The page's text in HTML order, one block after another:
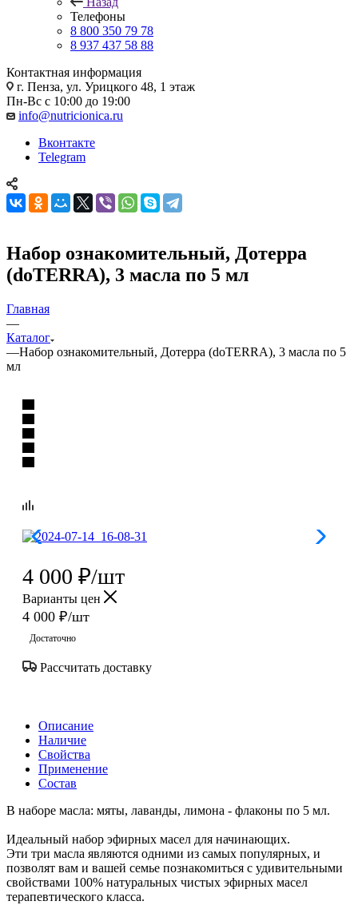
Телефоны
8 800 350 79 78
8 937 437 58 88
Контактная информация
г. Пенза, ул. Урицкого 48, 1 этаж
Пн-Вс с 10:00 до 19:00
info@nutricionica.ru
Вконтакте
Telegram
Набор ознакомительный, Дотерра
(doTERRA), 3 масла по 5 мл
Главная
—
Каталог
—Набор ознакомительный, Дотерра (doTERRA), 3 масла по 5
мл
4 000 ₽/шт
Варианты цен
4 000 ₽/шт
Достаточно
Рассчитать доставку
Описание
Наличие
Свойства
Применение
Состав
В наборе масла: мяты, лаванды, лимона - флаконы по 5 мл.
Идеальный набор эфирных масел для начинающих.
Эти три масла являются одними из самых популярных, и
позволят вам и вашей семье познакомиться с удивительными
свойствами 100% натуральных чистых эфирных масел
терапевтического класса.